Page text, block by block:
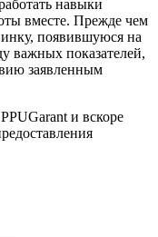
навыки
вместе. Прежде чем
появившуюся на
важных показателей,
заявленным
и вскоре